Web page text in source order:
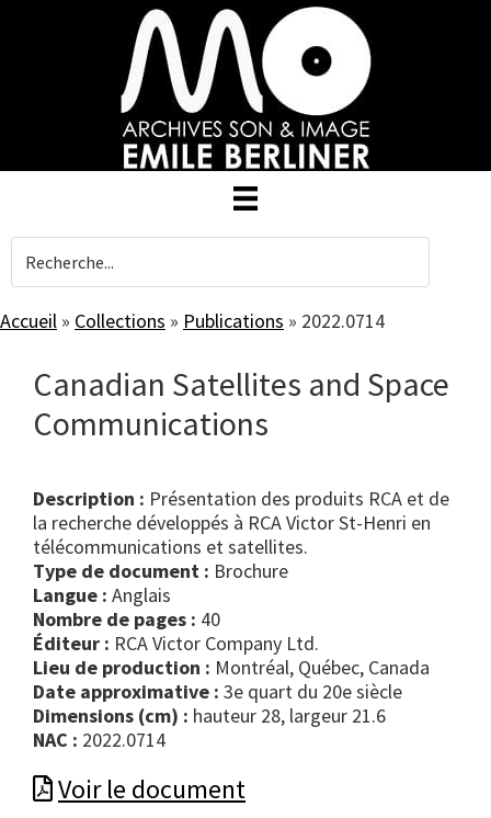
Accueil » Collections » Publications » 2022.0714
Canadian Satellites and Space
Communications
Description : Présentation des produits RCA et de
la recherche développés à RCA Victor St-Henri en
télécommunications et satellites.
Type de document :
brochure
Langue : Anglais
Nombre de pages : 40
Éditeur : RCA Victor Company Ltd.
Lieu de production : Montréal, Québec, Canada
Date approximative : 3e quart du 20e siècle
Dimensions (cm) : hauteur 28, largeur 21.6
NAC : 2022.0714
Voir le document